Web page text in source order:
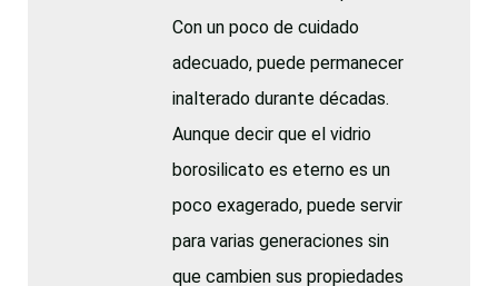
Con un poco de cuidado
adecuado, puede permanecer
inalterado durante décadas.
Aunque decir que el vidrio
borosilicato es eterno es un
poco exagerado, puede servir
para varias generaciones sin
que cambien sus propiedades